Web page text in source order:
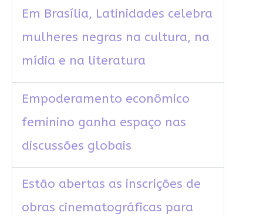
Em Brasília, Latinidades celebra
mulheres negras na cultura, na
mídia e na literatura
Empoderamento econômico
feminino ganha espaço nas
discussões globais
Estão abertas as inscrições de
obras cinematográficas para